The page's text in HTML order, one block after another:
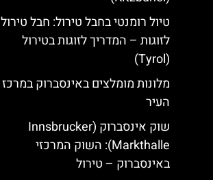
טיול רומנטי בחבל טירול: חבל טירול
לזוגות – המדריך לזוגות בטירול
(Tyrol)
מלונות מומלצים באינסברוק במרכז
העיר
שוק אינסברוק (Innsbrucker
Markthalle): השוק המרכזי
באינסברוק – טירול